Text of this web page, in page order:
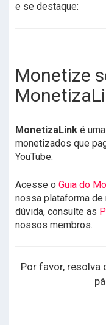
e se destaque:
Monetize
MonetizaLink é
monetizados que
YouTube.
Acesse o Guia do
nossa plataforma de
dúvida, consulte as
nossos membros.
Por favor, resolva